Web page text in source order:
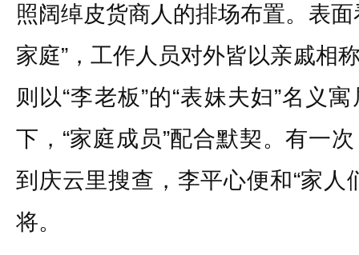
照阔绰皮货商人的排场布置。表
家庭”，工作人员对外皆以亲戚相
则以“李老板”的“表妹夫妇”名义
下，“家庭成员”配合默契。有一
到庆云里搜查，李平心便和“家人
将。